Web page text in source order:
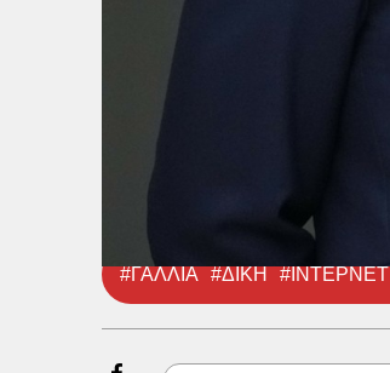
#ΓΑΛΛΙΑ #ΔΙΚΗ #ΙΝΤΕΡΝΕΤ